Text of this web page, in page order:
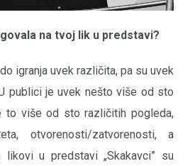
na tvoj lik u predstavi?
igranja uvek različita, pa su uvek
publici je uvek nešto više od sto
to više od sto različitih pogleda,
otvorenosti/zatvorenosti, a
likovi u predstavi „Skakavci” su